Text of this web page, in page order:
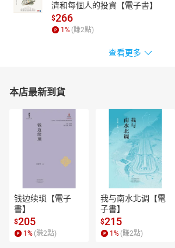
濟和每個人的投資【電子書】
$266
1 % (賺2點)
查看更多
本店最新到貨
钱边续琐【電子
書】
$205
1 % (賺2點)
我与南水北调【電
子書】
$215
1 % (賺2點)